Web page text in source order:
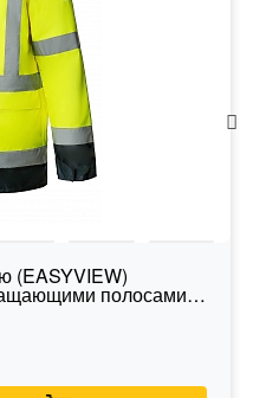
(EASYVIEW)
полосами